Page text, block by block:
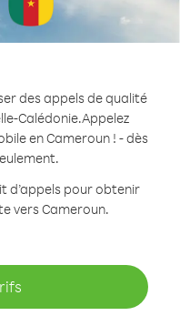
des appels de qualité
Calédonie.Appelez
en Cameroun ! - dès
d’appels pour obtenir
vers Cameroun.